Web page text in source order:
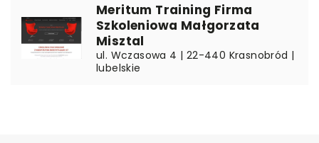
Meritum Training Firma
Szkoleniowa Małgorzata
Misztal
ul. Wczasowa 4 | 22-440 Krasnobród |
lubelskie